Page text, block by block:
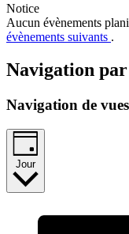
Notice
Aucun évènements
évènements suivants .
Navigation
Navigation de
Jour